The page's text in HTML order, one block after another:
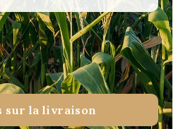
sur la livraison